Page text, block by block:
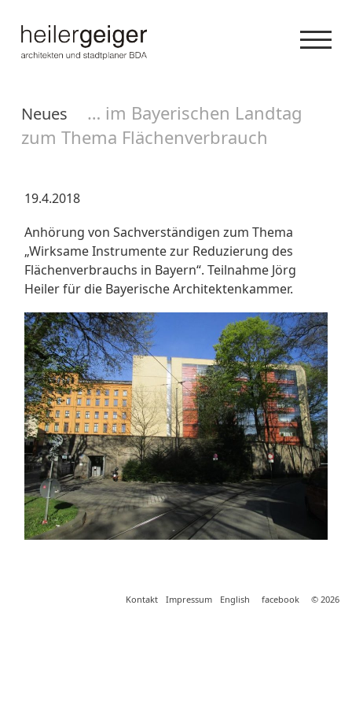
Neues
… im Bayerischen Landtag
zum Thema Flächenverbrauch
19.4.2018
Anhörung von Sachverständigen zum Thema
„Wirksame Instrumente zur Reduzierung des
Flächenverbrauchs in Bayern“. Teilnahme Jörg
Heiler für die Bayerische Architektenkammer.
Kontakt Impressum English facebook © 2026